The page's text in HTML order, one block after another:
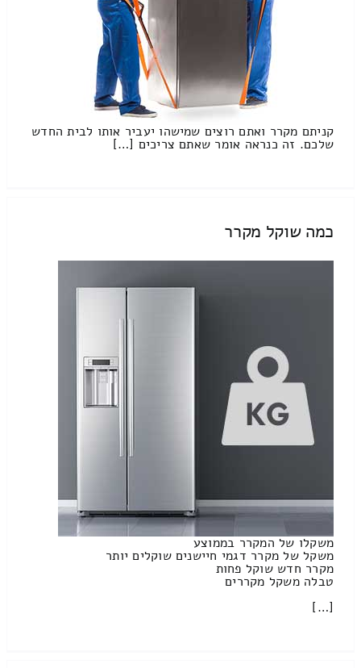
קניתם מקרר ואתם רוצים שמישהו יעביר אותו לבית החדש
שלכם. זה כנראה אומר שאתם צריכים […]
כמה שוקל מקרר
משקלו של המקרר בממוצע
משקל של מקרר דגמי חיישנים שוקלים יותר
מקרר חדש שוקל פחות
טבלה משקל מקררים
[…]